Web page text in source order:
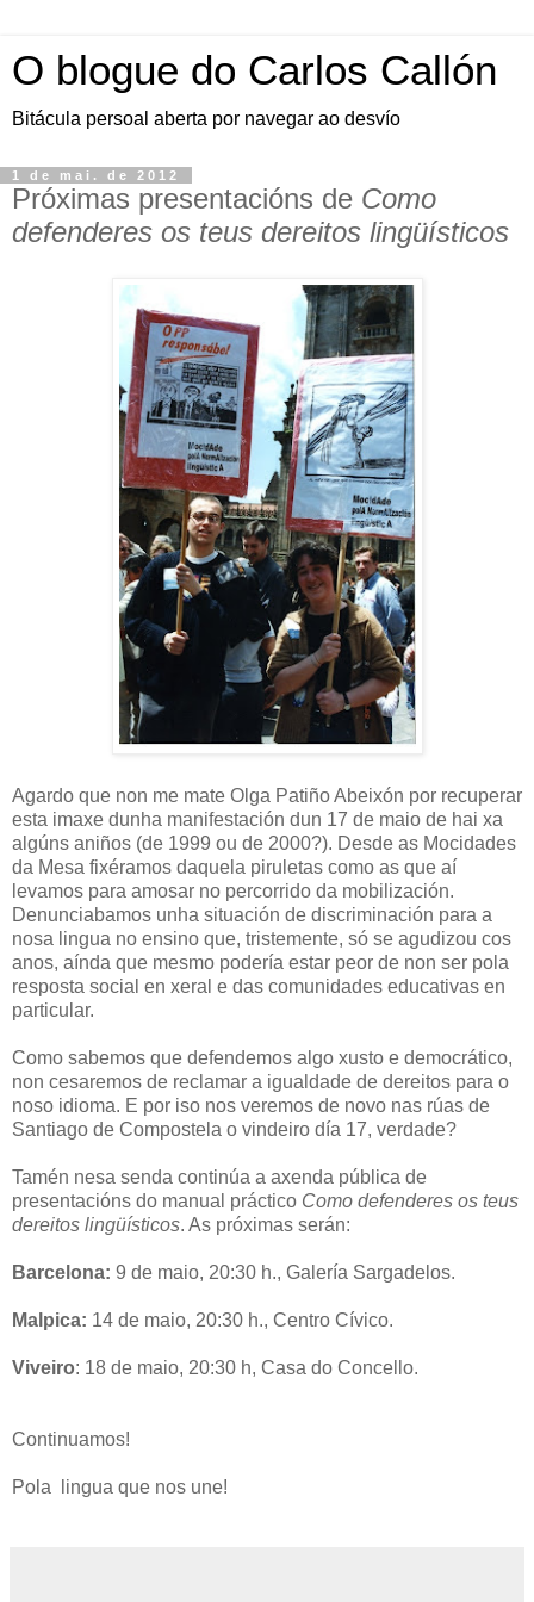
O blogue do Carlos Callón
Bitácula persoal aberta por navegar ao desvío
1 de mai. de 2012
Próximas presentacións de Como
defenderes os teus dereitos lingüísticos
Agardo que non me mate Olga Patiño Abeixón por recuperar
esta imaxe dunha manifestación dun 17 de maio de hai xa
algúns aniños (de 1999 ou de 2000?). Desde as Mocidades
da Mesa fixéramos daquela piruletas como as que aí
levamos para amosar no percorrido da mobilización.
Denunciabamos unha situación de discriminación para a
nosa lingua no ensino que, tristemente, só se agudizou cos
anos, aínda que mesmo podería estar peor de non ser pola
resposta social en xeral e das comunidades educativas en
particular.
Como sabemos que defendemos algo xusto e democrático,
non cesaremos de reclamar a igualdade de dereitos para o
noso idioma. E por iso nos veremos de novo nas rúas de
Santiago de Compostela o vindeiro día 17, verdade?
Tamén nesa senda continúa a axenda pública de
presentacións do manual práctico Como defenderes os teus
dereitos lingüísticos. As próximas serán:
Barcelona: 9 de maio, 20:30 h., Galería Sargadelos.
Malpica: 14 de maio, 20:30 h., Centro Cívico.
Viveiro: 18 de maio, 20:30 h, Casa do Concello.
Continuamos!
Pola lingua que nos une!